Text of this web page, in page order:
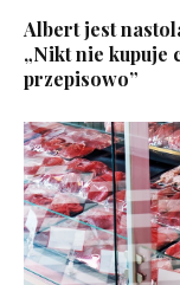
Albert jest
„Nikt nie kupuje
przepisowo”